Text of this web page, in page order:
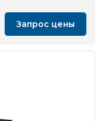
Запрос цены